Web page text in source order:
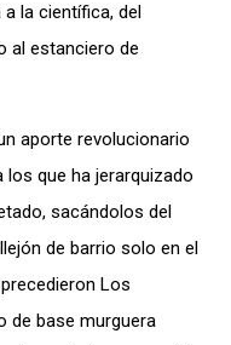
la científica, del
al estanciero de
aporte revolucionario
que ha jerarquizado
sacándolos del
de barrio solo en el
Los
de base murguera